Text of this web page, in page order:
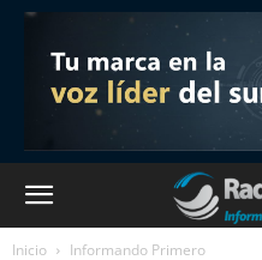
Inicio Informando Primero